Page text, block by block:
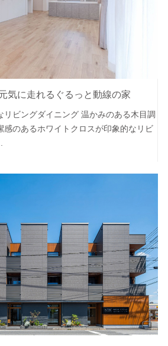
気に走れるぐるっと動線の家
リビングダイニング 温かみのある木目調
感のあるホワイトクロスが印象的なリビ